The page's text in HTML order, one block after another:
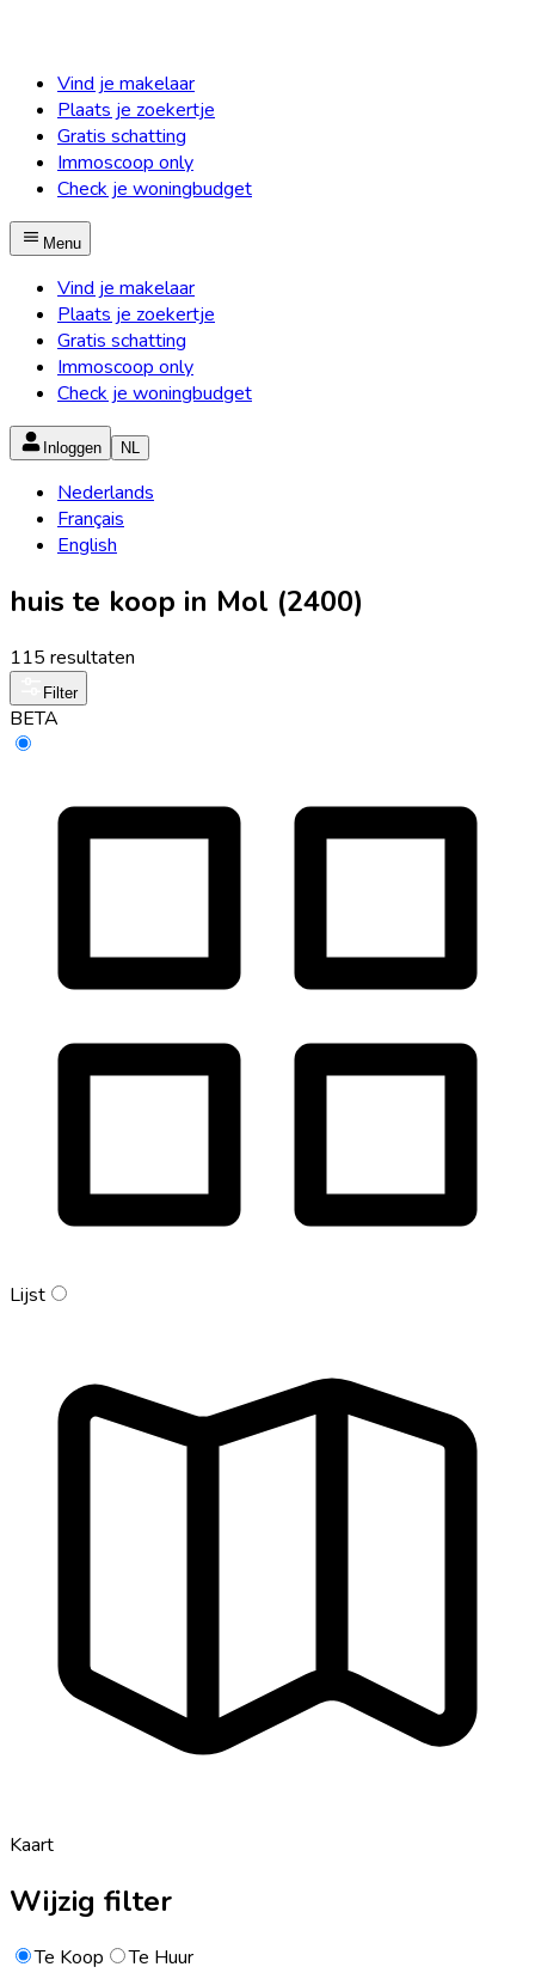
Vind je makelaar
Plaats je zoekertje
Gratis schatting
Immoscoop only
Check je woningbudget
Menu
Vind je makelaar
Plaats je zoekertje
Gratis schatting
Immoscoop only
Check je woningbudget
Inloggen NL
Nederlands
Français
English
huis te koop in Mol (2400)
115 resultaten
Filter
BETA
Lijst
Kaart
Wijzig filter
Te Koop
Te Huur